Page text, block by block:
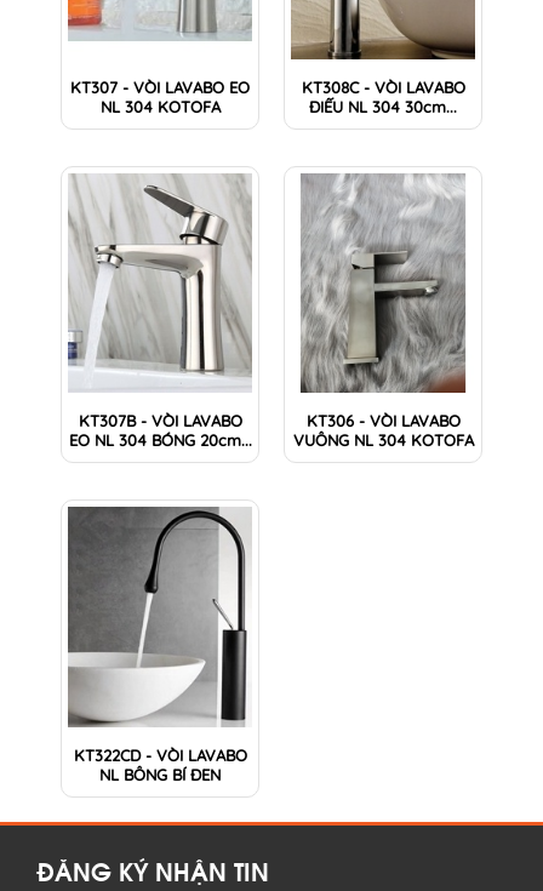
KT307 - VÒI LAVABO EO
NL 304 KOTOFA
KT308C - VÒI LAVABO
ĐIẾU NL 304 30cm...
KT307B - VÒI LAVABO
EO NL 304 BÓNG 20cm...
KT306 - VÒI LAVABO
VUÔNG NL 304 KOTOFA
KT322CD - VÒI LAVABO
NL BÔNG BÍ ĐEN
ĐĂNG KÝ NHẬN TIN